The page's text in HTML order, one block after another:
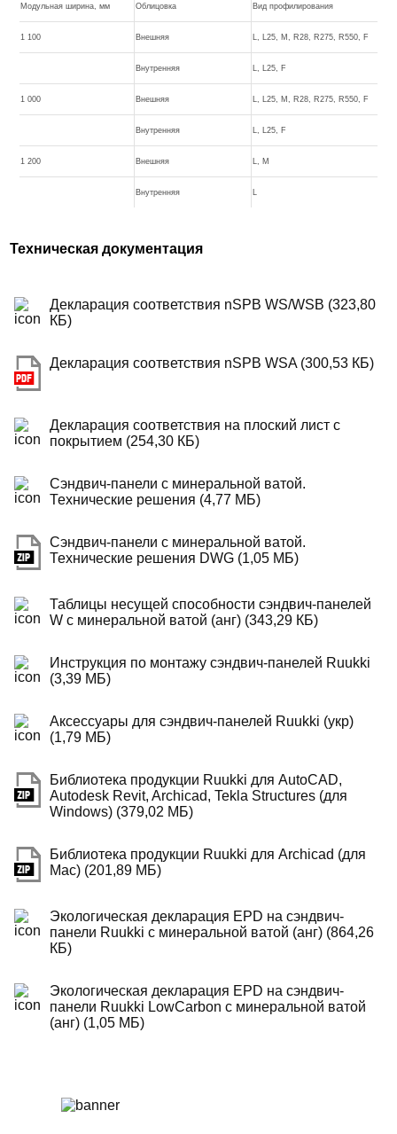
Модульная ширина, мм Облицовка Вид профилирования
1 100 Внешняя L, L25, M, R28, R275, R550, F
Внутренняя L, L25, F
1 000 Внешняя L, L25, M, R28, R275, R550, F
Внутренняя L, L25, F
1 200 Внешняя L, M
Внутренняя
Техническая документация
Декларация соответствия nSPB WS/WSB (323,80
КБ)
Декларация соответствия nSPB WSA (300,53 КБ)
Декларация соответствия на плоский лист с
покрытием (254,30 КБ)
Сэндвич-панели с минеральной ватой.
Технические решения (4,77 МБ)
Сэндвич-панели с минеральной ватой.
Технические решения DWG (1,05 МБ)
Таблицы несущей способности сэндвич-панелей
W с минеральной ватой (анг) (343,29 КБ)
Инструкция по монтажу сэндвич-панелей Ruukki
(3,39 МБ)
Аксессуары для сэндвич-панелей Ruukki (укр)
(1,79 МБ)
Библиотека продукции Ruukki для AutoCAD,
Autodesk Revit, Archicad, Tekla Structures (для
Windows) (379,02 МБ)
Библиотека продукции Ruukki для Archicad (для
Mac) (201,89 МБ)
Экологическая декларация EPD на сэндвич-
панели Ruukki с минеральной ватой (анг) (864,26
КБ)
Экологическая декларация EPD на сэндвич-
панели Ruukki LowCarbon с минеральной ватой
(анг) (1,05 МБ)